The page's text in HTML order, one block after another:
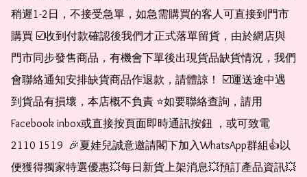
稍遲1-2日，不接受急單，如急需購買的客人可直接到門市
購買 ☑️收到付款確認後我們才正式落單留貨，由於網店與
門市同步發售商品，有機會下單後出現貨品缺貨情況，我們
會聯絡通知安排缺貨商品作退款，請體諒！ ☑️運送途中遇
到貨品有損壞，本店概不負責 ⭐️如要聯絡查詢，請用
Facebook inbox或直接按頁面即時通訊按鈕 ，或可致電
2110 1519  🎉夏娃兒誠意邀請閣下加入WhatsApp群組👍以
便獲得獨家特選優惠💥每日新貨上架消息💥預訂產品資訊💥